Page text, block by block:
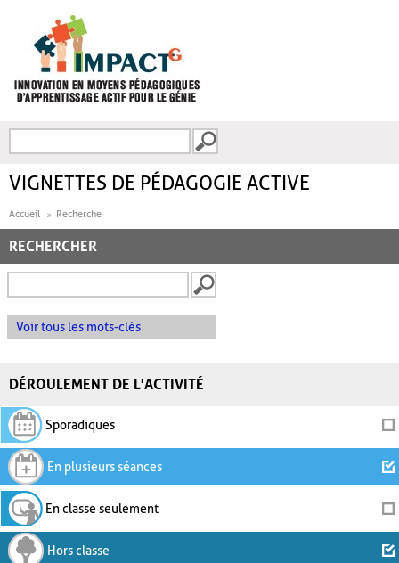
FORMULAIRE DE
VIGNETTES DE PÉDAGOGIE ACTIVE
Accueil Recherche
RECHERCHER
Voir tous les mots-clés
DÉROULEMENT DE L'ACTIVITÉ
Sporadiques
En plusieurs séances
En classe seulement
Hors classe